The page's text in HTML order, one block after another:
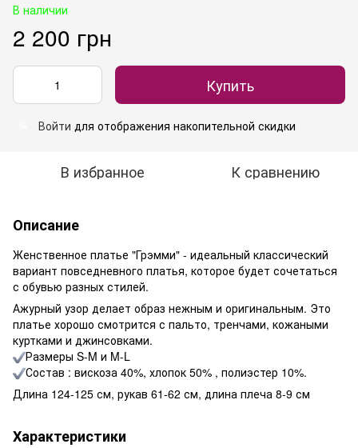
В наличии
2 200 грн
Купить
Войти для отображения накопительной скидки
В избранное К сравнению
Описание
Женственное платье "Грэмми" - идеальный классический
вариант повседневного платья, которое будет сочетаться
с обувью разных стилей.
Ажурный узор делает образ нежным и оригинальным. Это
платье хорошо смотрится с пальто, тренчами, кожаными
куртками и джинсовками.
Размеры S-M и M-L
Состав : вискоза 40%, хлопок 50% , полиэстер 10%.
Длина 124-125 см, рукав 61-62 см, длина плеча 8-9 см
Характеристики